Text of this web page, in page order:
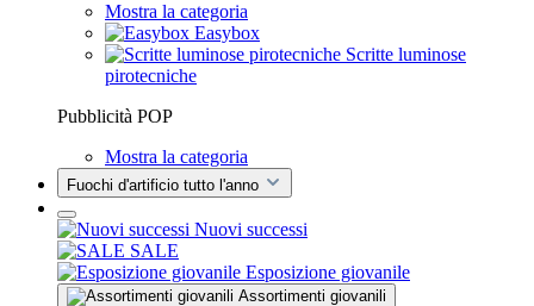
Mostra la categoria
Easybox
Scritte luminose
pirotecniche
Pubblicità POP
Mostra la categoria
Fuochi d'artificio tutto l'anno
Nuovi successi
SALE
Esposizione giovanile
Assortimenti giovanili